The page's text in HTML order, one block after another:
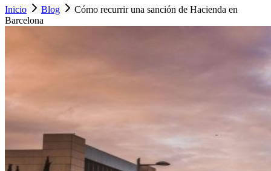
Inicio Blog
Cómo recurrir una sanción de Hacienda en
Barcelona